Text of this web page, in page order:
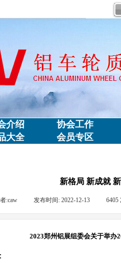
介绍
协会工作
大全 会员专区
新格局 新成就
:caw 发布时间: 2022-12-13 6405
2023郑州铝展组委会关于举办